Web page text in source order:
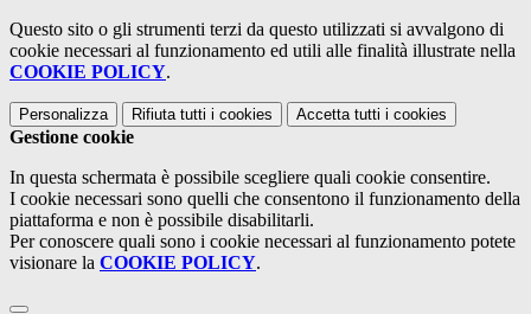
Questo sito o gli strumenti terzi da questo utilizzati si avvalgono di
cookie necessari al funzionamento ed utili alle finalità illustrate nella
COOKIE POLICY.
Personalizza Rifiuta tutti i cookies Accetta tutti i cookies
Gestione cookie
In questa schermata è possibile scegliere quali cookie consentire.
I cookie necessari sono quelli che consentono il funzionamento della
piattaforma e non è possibile disabilitarli.
Per conoscere quali sono i cookie necessari al funzionamento potete
visionare la COOKIE POLICY.